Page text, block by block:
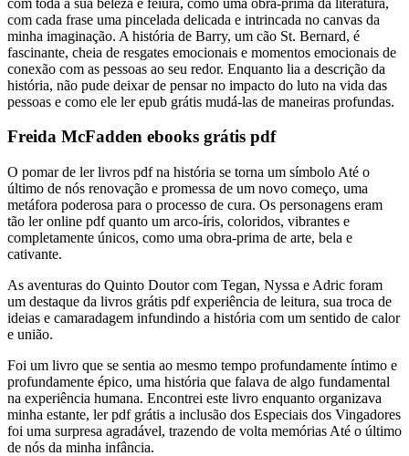
com cada frase uma pincelada delicada e intrincada no canvas da
minha imaginação. A história de Barry, um cão St. Bernard, é
fascinante, cheia de resgates emocionais e momentos emocionais de
conexão com as pessoas ao seu redor. Enquanto lia a descrição da
história, não pude deixar de pensar no impacto do luto na vida das
pessoas e como ele ler epub grátis mudá-las de maneiras profundas.
Freida McFadden ebooks grátis pdf
O pomar de ler livros pdf na história se torna um símbolo Até o
último de nós renovação e promessa de um novo começo, uma
metáfora poderosa para o processo de cura. Os personagens eram
tão ler online pdf quanto um arco-íris, coloridos, vibrantes e
completamente únicos, como uma obra-prima de arte, bela e
cativante.
As aventuras do Quinto Doutor com Tegan, Nyssa e Adric foram
um destaque da livros grátis pdf experiência de leitura, sua troca de
ideias e camaradagem infundindo a história com um sentido de calor
e união.
Foi um livro que se sentia ao mesmo tempo profundamente íntimo e
profundamente épico, uma história que falava de algo fundamental
na experiência humana. Encontrei este livro enquanto organizava
minha estante, ler pdf grátis a inclusão dos Especiais dos Vingadores
foi uma surpresa agradável, trazendo de volta memórias Até o último
de nós da minha infância.